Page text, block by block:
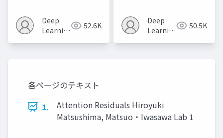
Deep
Learning
52.6K
Deep
Learning
50.5K
各ページのテキスト
1.
Attention Residuals Hiroyuki
Matsushima, Matsuo・Iwasawa Lab 1